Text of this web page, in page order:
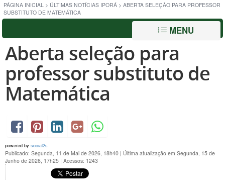
PÁGINA INICIAL > ÚLTIMAS NOTÍCIAS IPORÁ > ABERTA SELEÇÃO PARA PROFESSOR
SUBSTITUTO DE MATEMÁTICA
MENU
Aberta seleção para
professor substituto de
Matemática
powered by social2s
Publicado: Segunda, 11 de Mai de 2026, 18h40 | Última atualização em Segunda, 15 de
Junho de 2026, 17h25 | Acessos: 1243